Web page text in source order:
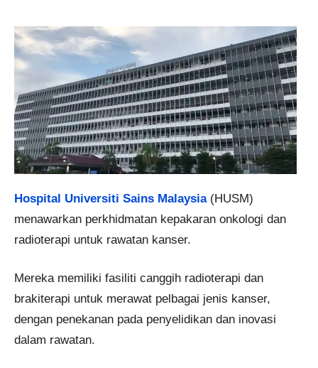
Hospital Universiti Sains Malaysia(HUSM)
menawarkan perkhidmatan kepakaran onkologi dan
radioterapi untuk rawatan kanser.
Mereka memiliki fasiliti canggih radioterapi dan
brakiterapi untuk merawat pelbagai jenis kanser,
dengan penekanan pada penyelidikan dan inovasi
dalam rawatan.